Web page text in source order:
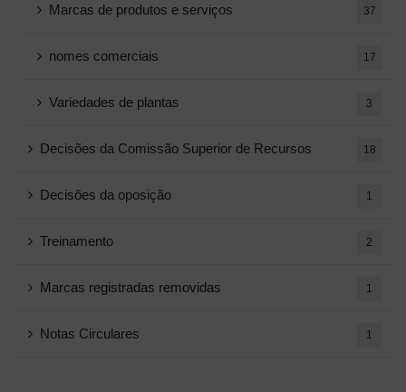
Marcas de produtos e serviços 37
nomes comerciais 17
Variedades de plantas 3
Decisões da Comissão Superior de Recursos 18
Decisões da oposição 1
Treinamento 2
Marcas registradas removidas 1
Notas Circulares 1